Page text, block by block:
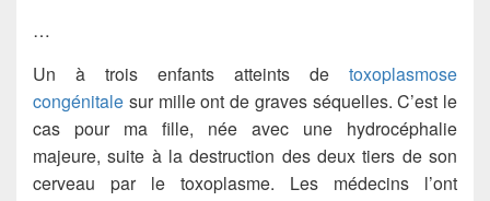
…
Un à trois enfants atteints de toxoplasmose
congénitale sur mille ont de graves séquelles. C’est le
cas pour ma fille, née avec une hydrocéphalie
majeure, suite à la destruction des deux tiers de son
cerveau par le toxoplasme. Les médecins l’ont